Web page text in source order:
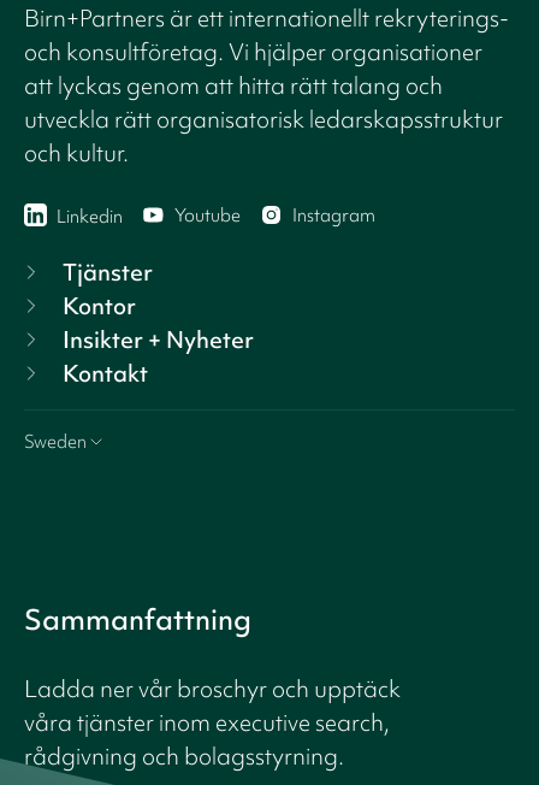
Birn+Partners är ett internationellt rekryterings-
och konsultföretag. Vi hjälper organisationer
att lyckas genom att hitta rätt talang och
utveckla rätt organisatorisk ledarskapsstruktur
och kultur.
Linkedin Youtube Instagram
Tjänster
Kontor
Insikter + Nyheter
Kontakt
Sweden
Sammanfattning
Ladda ner vår broschyr och upptäck
våra tjänster inom executive search,
rådgivning och bolagsstyrning.